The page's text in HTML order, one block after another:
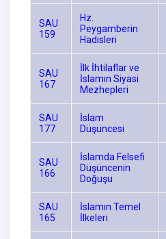
SAU
159
Hz.
Peygamberin
Hadisleri
SAU
167
İlk İhtilaflar ve
İslamın Siyasi
Mezhepleri
SAU
177
İslam
Düşüncesi
SAU
166
İslamda Felsefi
Düşüncenin
Doğuşu
SAU
165
İslamın Temel
İlkeleri